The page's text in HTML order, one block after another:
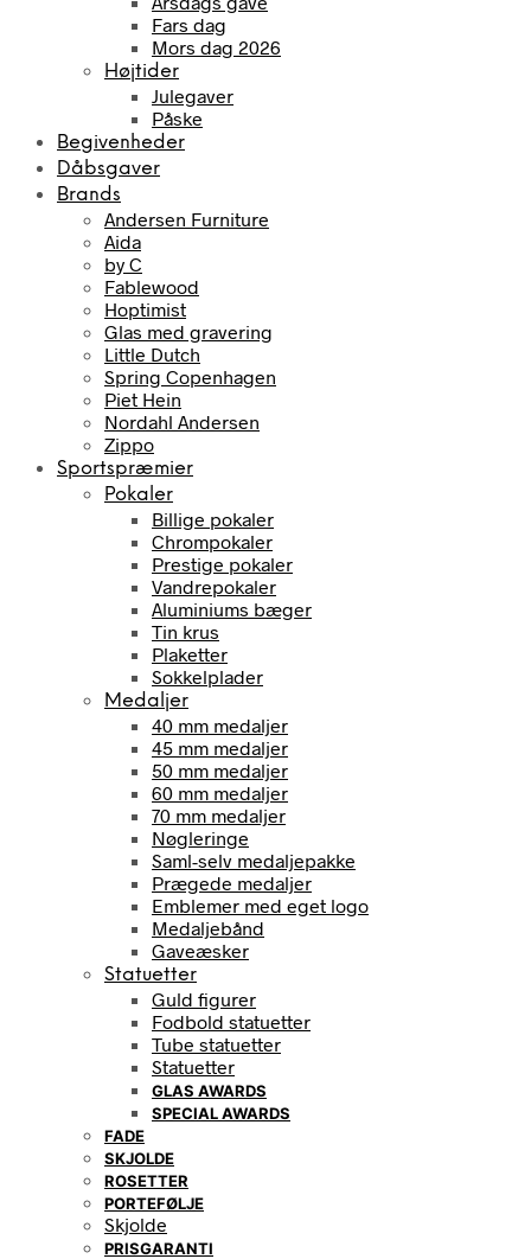
Fars dag
Mors dag 2026
Højtider
Julegaver
Påske
Begivenheder
Dåbsgaver
Brands
Andersen Furniture
Aida
by C
Fablewood
Hoptimist
Glas med gravering
Little Dutch
Spring Copenhagen
Piet Hein
Nordahl Andersen
Zippo
Sportspræmier
Pokaler
Billige pokaler
Chrompokaler
Prestige pokaler
Vandrepokaler
Aluminiums bæger
Tin krus
Plaketter
Sokkelplader
Medaljer
40 mm medaljer
45 mm medaljer
50 mm medaljer
60 mm medaljer
70 mm medaljer
Nøgleringe
Saml-selv medaljepakke
Prægede medaljer
Emblemer med eget logo
Medaljebånd
Gaveæsker
Statuetter
Guld figurer
Fodbold statuetter
Tube statuetter
Statuetter
GLAS AWARDS
SPECIAL AWARDS
FADE
SKJOLDE
ROSETTER
PORTEFØLJE
Skjolde
PRISGARANTI